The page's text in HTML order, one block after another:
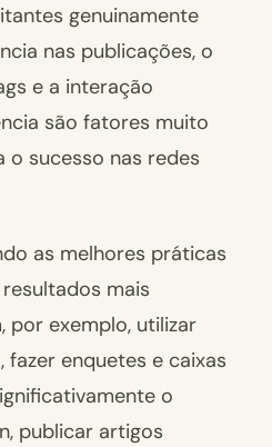
genuinamente
nas publicações, o
e a interação
são fatores muito
o sucesso nas redes
as melhores práticas
mais
por exemplo, utilizar
enquetes e caixas
o
publicar artigos